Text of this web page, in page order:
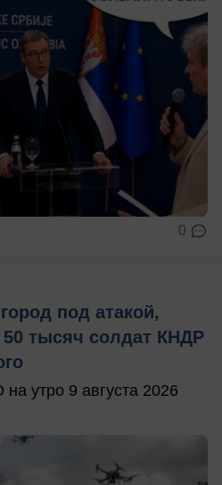
0
под атакой,
50 тысяч солдат КНДР
утро 9 августа 2026